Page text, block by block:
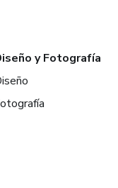
y Fotografía